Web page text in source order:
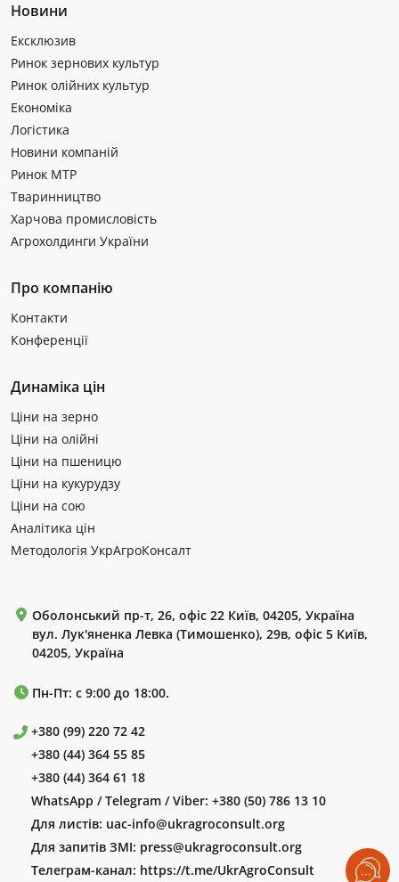
Новини
Ексклюзив
Ринок зернових культур
Ринок олійних культур
Економіка
Логістика
Новини компаній
Ринок МТР
Тваринництво
Харчова промисловість
Агрохолдинги України
Про компанію
Контакти
Конференції
Динаміка цін
Ціни на зерно
Ціни на олійні
Ціни на пшеницю
Ціни на кукурудзу
Ціни на сою
Аналітика цін
Методологія УкрАгроКонсалт
Оболонський пр-т, 26, офіс 22 Київ, 04205, Україна
вул. Лук'яненка Левка (Тимошенко), 29в, офіс 5 Київ,
04205, Україна
Пн-Пт: с 9:00 до 18:00.
+380 (99) 220 72 42
+380 (44) 364 55 85
+380 (44) 364 61 18
WhatsApp / Telegram / Viber: +380 (50) 786 13 10
Для листів: uac-info@ukragroconsult.org
Для запитів ЗМІ: press@ukragroconsult.org
Телеграм-канал: https://t.me/UkrAgroConsult